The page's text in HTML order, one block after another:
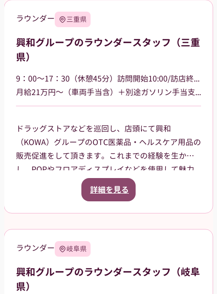
を担当していただきます。2026年12月31日までを予
り）。
ラウンダー 三重県
興和グループのラウンダースタッフ（三重
県）
9：00～17：30（休憩45分）訪問開始10:00/訪店終了17:00
月給21万円～（車両手当含）＋別途ガソリン手当支給 その他手当あり
ドラッグストアなどを巡回し、店頭にて興和
（KOWA）グループのOTC医薬品・ヘルスケア用品の
販売促進をして頂きます。これまでの経験を生か
し、POPやフロアディスプレイなどを使用して魅力
的な売場作りをお願いします。また、商品や稼働に
関する研修などは、事前に担当者から数日間行いま
していただきます。
詳細を見る
ラウンダー 岐阜県
興和グループのラウンダースタッフ（岐阜
県）